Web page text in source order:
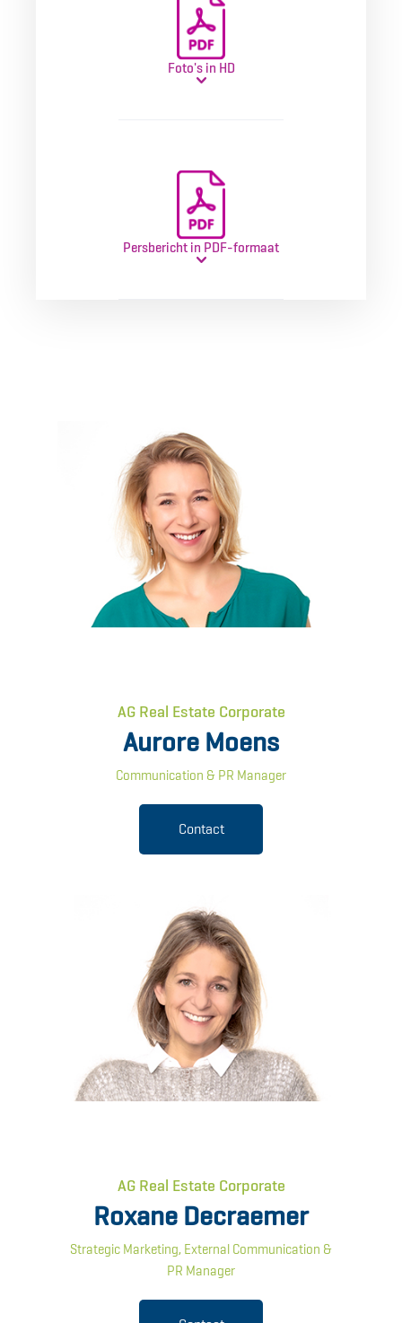
Foto's in HD
Persbericht in PDF-formaat
AG Real Estate Corporate
Aurore Moens
Communication & PR Manager
Contact
AG Real Estate Corporate
Roxane Decraemer
Strategic Marketing, External Communication &
PR Manager